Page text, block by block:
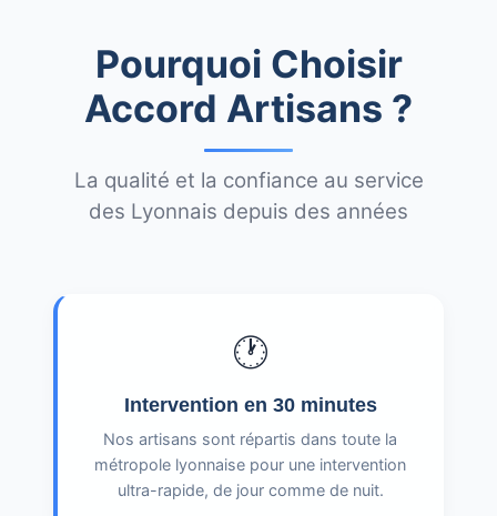
Pourquoi Choisir
Accord Artisans ?
La qualité et la confiance au service
des Lyonnais depuis des années
🕐
Intervention en 30 minutes
Nos artisans sont répartis dans toute la
métropole lyonnaise pour une intervention
ultra-rapide, de jour comme de nuit.